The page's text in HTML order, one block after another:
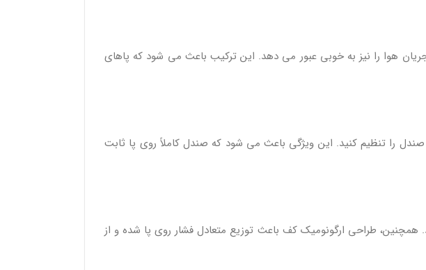
هوا را نیز به خوبی عبور می‌ دهد. این ترکیب باعث می‌ شود که پاهای
را تنظیم کنید. این ویژگی باعث می‌ شود که صندل کاملاً روی پا ثابت
طراحی ارگونومیک کف باعث توزیع متعادل فشار روی پا شده و از